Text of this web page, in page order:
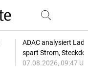
ADAC analysiert
spart Strom,
07.08.2026, 09:47